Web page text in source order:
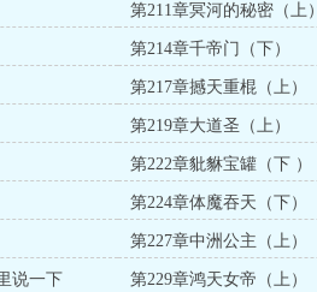
第211章冥河的秘密（上）
第214章千帝门（下）
第217章撼天重棍（上）
第219章大道圣（上）
第222章豼貅宝罐（下 ）
第224章体魔吞天（下）
第227章中洲公主（上）
说一下 第229章鸿天女帝（上）